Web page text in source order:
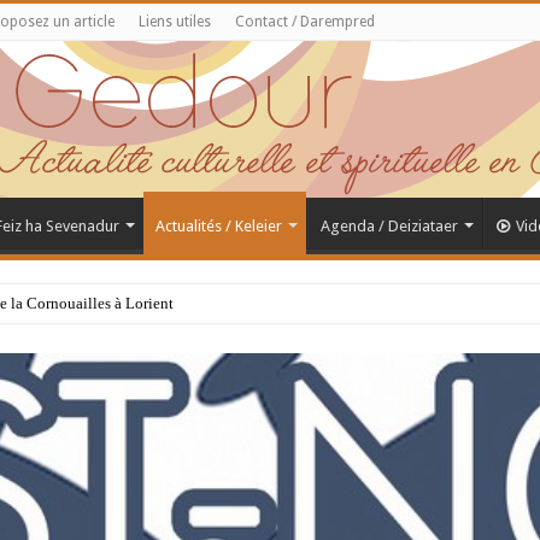
un article Liens utiles Contact / Darempred
ha Sevenadur Actualités / Keleier Agenda / Deiziataer
la Cornouailles à Lorient